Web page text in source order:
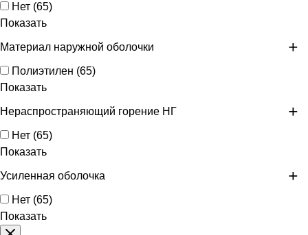
Нет (65)
Показать
Материал наружной оболочки
Полиэтилен (65)
Показать
Нераспространяющий горение НГ
Нет (65)
Показать
Усиленная оболочка
Нет (65)
Показать